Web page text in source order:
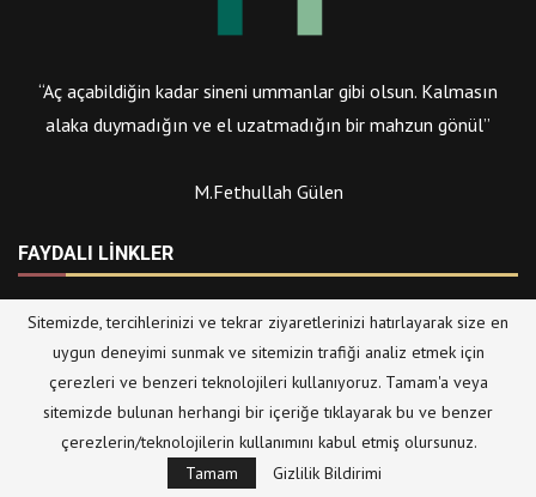
“Aç açabildiğin kadar sineni ummanlar gibi olsun. Kalmasın
alaka duymadığın ve el uzatmadığın bir mahzun gönül”
M.Fethullah Gülen
FAYDALI LINKLER
Fethullah Gülen Tenkil Müzesi
WISE Institute
Herkul
School
Çınar Medya Time to Help
International
Journalist
Sitemizde, tercihlerinizi ve tekrar ziyaretlerinizi hatırlayarak size en
uygun deneyimi sunmak ve sitemizin trafiği analiz etmek için
çerezleri ve benzeri teknolojileri kullanıyoruz. Tamam'a veya
sitemizde bulunan herhangi bir içeriğe tıklayarak bu ve benzer
çerezlerin/teknolojilerin kullanımını kabul etmiş olursunuz.
Tamam
Gizlilik Bildirimi